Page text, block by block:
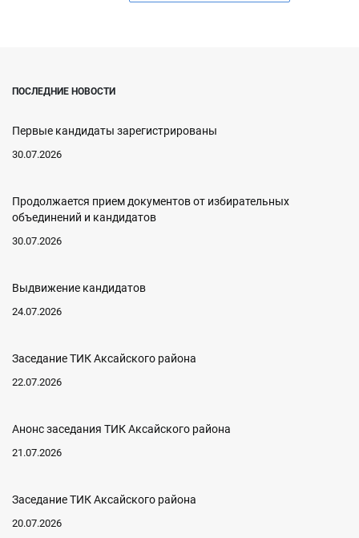
ПОСЛЕДНИЕ НОВОСТИ
Первые кандидаты зарегистрированы
30.07.2026
Продолжается прием документов от избирательных
объединений и кандидатов
30.07.2026
Выдвижение кандидатов
24.07.2026
Заседание ТИК Аксайского района
22.07.2026
Анонс заседания ТИК Аксайского района
21.07.2026
Заседание ТИК Аксайского района
20.07.2026